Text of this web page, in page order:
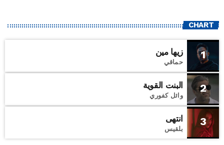
CHART
1 زيها مين
حماقي
2 البنت القوية
وائل كفوري
3 انتهى
بلقيس